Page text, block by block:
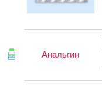
Анальгин